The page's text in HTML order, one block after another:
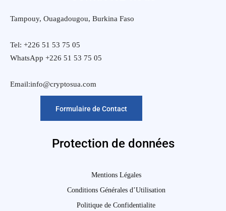
Tampouy, Ouagadougou, Burkina Faso
Tel: +226 51 53 75 05
WhatsApp +226 51 53 75 05
Email:info@cryptosua.com
Formulaire de Contact
Protection de données
Mentions Légales
Conditions Générales d’Utilisation
Politique de Confidentialite